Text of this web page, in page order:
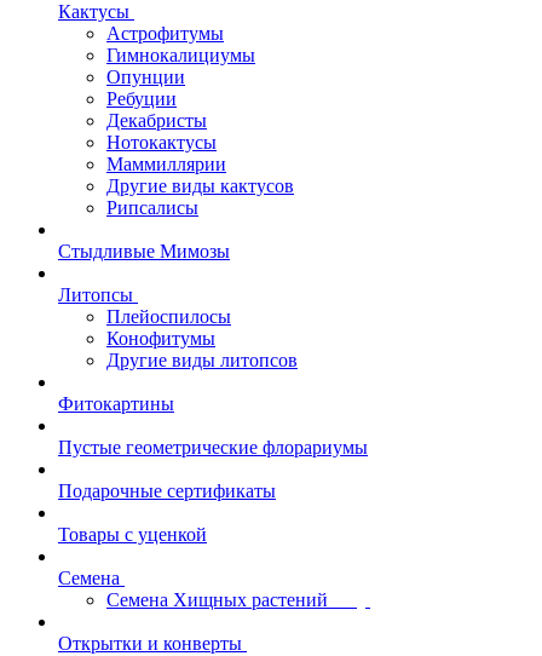
Кактусы
Астрофитумы
Гимнокалициумы
Опунции
Ребуции
Декабристы
Нотокактусы
Маммиллярии
Другие виды кактусов
Рипсалисы
Стыдливые Мимозы
Литопсы
Плейоспилосы
Конофитумы
Другие виды литопсов
Фитокартины
Пустые геометрические флорариумы
Подарочные сертификаты
Товары с уценкой
Семена
Семена Хищных растений
Открытки и конверты